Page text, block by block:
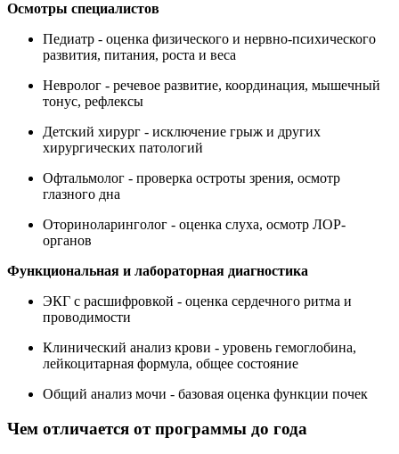
Хирургия
Эндокринология
Осмотры специалистов
Педиатр - оценка физического и нервно-психического
развития, питания, роста и веса
Невролог - речевое развитие, координация, мышечный
тонус, рефлексы
Детский хирург - исключение грыж и других
хирургических патологий
Офтальмолог - проверка остроты зрения, осмотр
глазного дна
Оториноларинголог - оценка слуха, осмотр ЛОР-
органов
Функциональная и лабораторная диагностика
ЭКГ с расшифровкой - оценка сердечного ритма и
проводимости
Клинический анализ крови - уровень гемоглобина,
лейкоцитарная формула, общее состояние
Общий анализ мочи - базовая оценка функции почек
Чем отличается от программы до года